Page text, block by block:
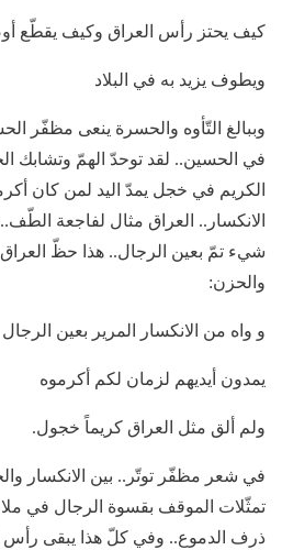
كيف يحتز رأس العراق وكيف يقطّع
ويطوف يزيد به في البلاد
وببالغ التّأوه والحسرة ينعى مظفّر
في الحسين.. لقد توحدّ الهمّ وتشابك
الكريم في خجل يمدّ اليد لمن كان
الانكسار.. العراق مثال لفاجعة
شيء تمّ بعين الرجال.. هذا حظّ
والحزن:
و واه من الانكسار المرير بعين الرجال
يمدون أيديهم لزمان لكم أكرموه
ولم ألق مثل العراق كريماً خجول.
في شعر مظفّر توتّر.. بين الانكسار
تمثّلات الموقف بقسوة الرجال في
ذرف الدموع.. وفي كلّ هذا يبقى رأس